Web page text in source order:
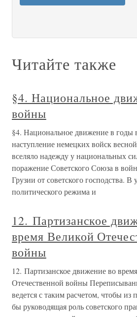
Читайте также
§4. Национальное
войны
§4. Национальное движение в
наступление немецких войск
вселяло надежду у национальных
поражение Советского Союза в
Грузии от советского господства. В
политического режима и
12. Партизанское
время Великой
войны
12. Партизанское движение во
Отечественной войны
ведется с таким расчетом, чтобы из
бы руководящая роль советского